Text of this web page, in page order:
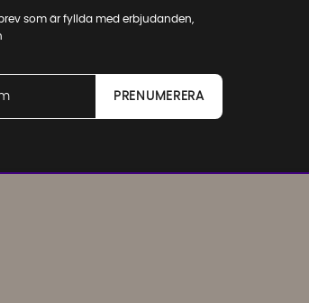
som är fyllda med erbjudanden,